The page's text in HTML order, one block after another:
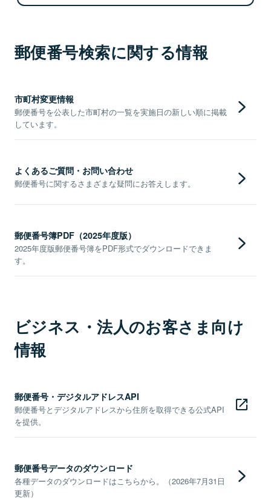
郵便番号検索に関する情報
市町村変更情報
郵便番号を公表した市町村の一覧を実施日の新しい順に掲載
しています。
よくあるご質問・お問い合わせ
郵便番号に関するさまざまな疑問にお答えします。
郵便番号簿PDF（2025年度版）
2025年度版郵便番号簿をPDF形式でダウンロードできま
す。
ビジネス・法人のお客さま向け
情報
郵便番号・デジタルアドレスAPI
郵便番号とデジタルアドレスから住所を取得できる公式API
を提供。
郵便番号データのダウンロード
各種データのダウンロードはこちらから。（2026年7月31日
更新）